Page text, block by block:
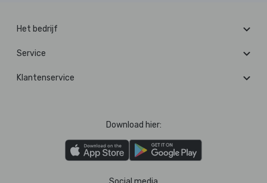
Het bedrijf
Service
Klantenservice
Download hier: